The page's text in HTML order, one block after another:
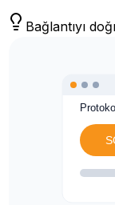
Bağlantıyı